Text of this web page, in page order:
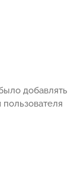
добавлять